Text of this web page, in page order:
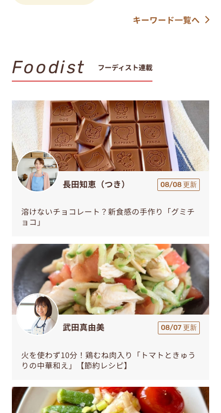
キーワード一覧へ
Foodist フーディスト連載
長田知恵（つき） 08/08 更新
溶けないチョコレート？新食感の手作り「グミチ
ョコ」
武田真由美 08/07 更新
火を使わず10分！鶏むね肉入り「トマトときゅう
りの中華和え」【節約レシピ】